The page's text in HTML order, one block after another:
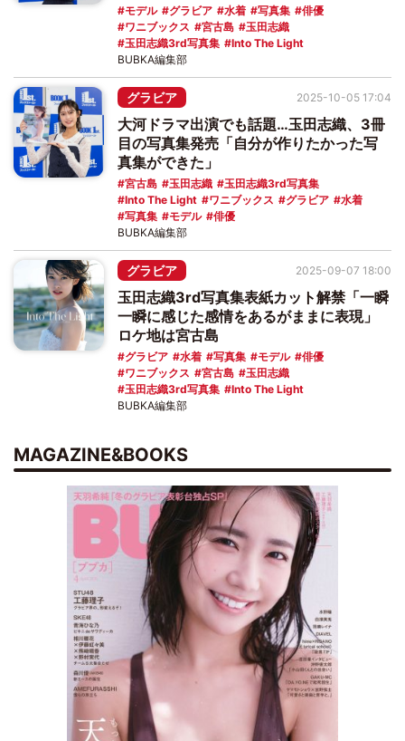
モデル グラビア 水着 写真集
俳優
ワニブックス
宮古島
玉田志織
玉田志織3rd写真集
Into The Light
BUBKA編集部
グラビア
大河ドラマ出演でも話題…玉田志織、3冊
目の写真集発売「自分が作りたかった写
真集ができた」
宮古島 玉田志織
玉田志織3rd写真集
Into The Light
ワニブックス グラビア
水着
写真集
モデル 俳優
2025-10-05 17:04
BUBKA編集部
グラビア
玉田志織3rd写真集表紙カット解禁「一瞬
一瞬に感じた感情をあるがままに表現」
ロケ地は宮古島
グラビア 水着 写真集 モデル
俳優
ワニブックス
宮古島
玉田志織
玉田志織3rd写真集
Into The Light
2025-09-07 18:00
BUBKA編集部
MAGAZINE&BOOKS